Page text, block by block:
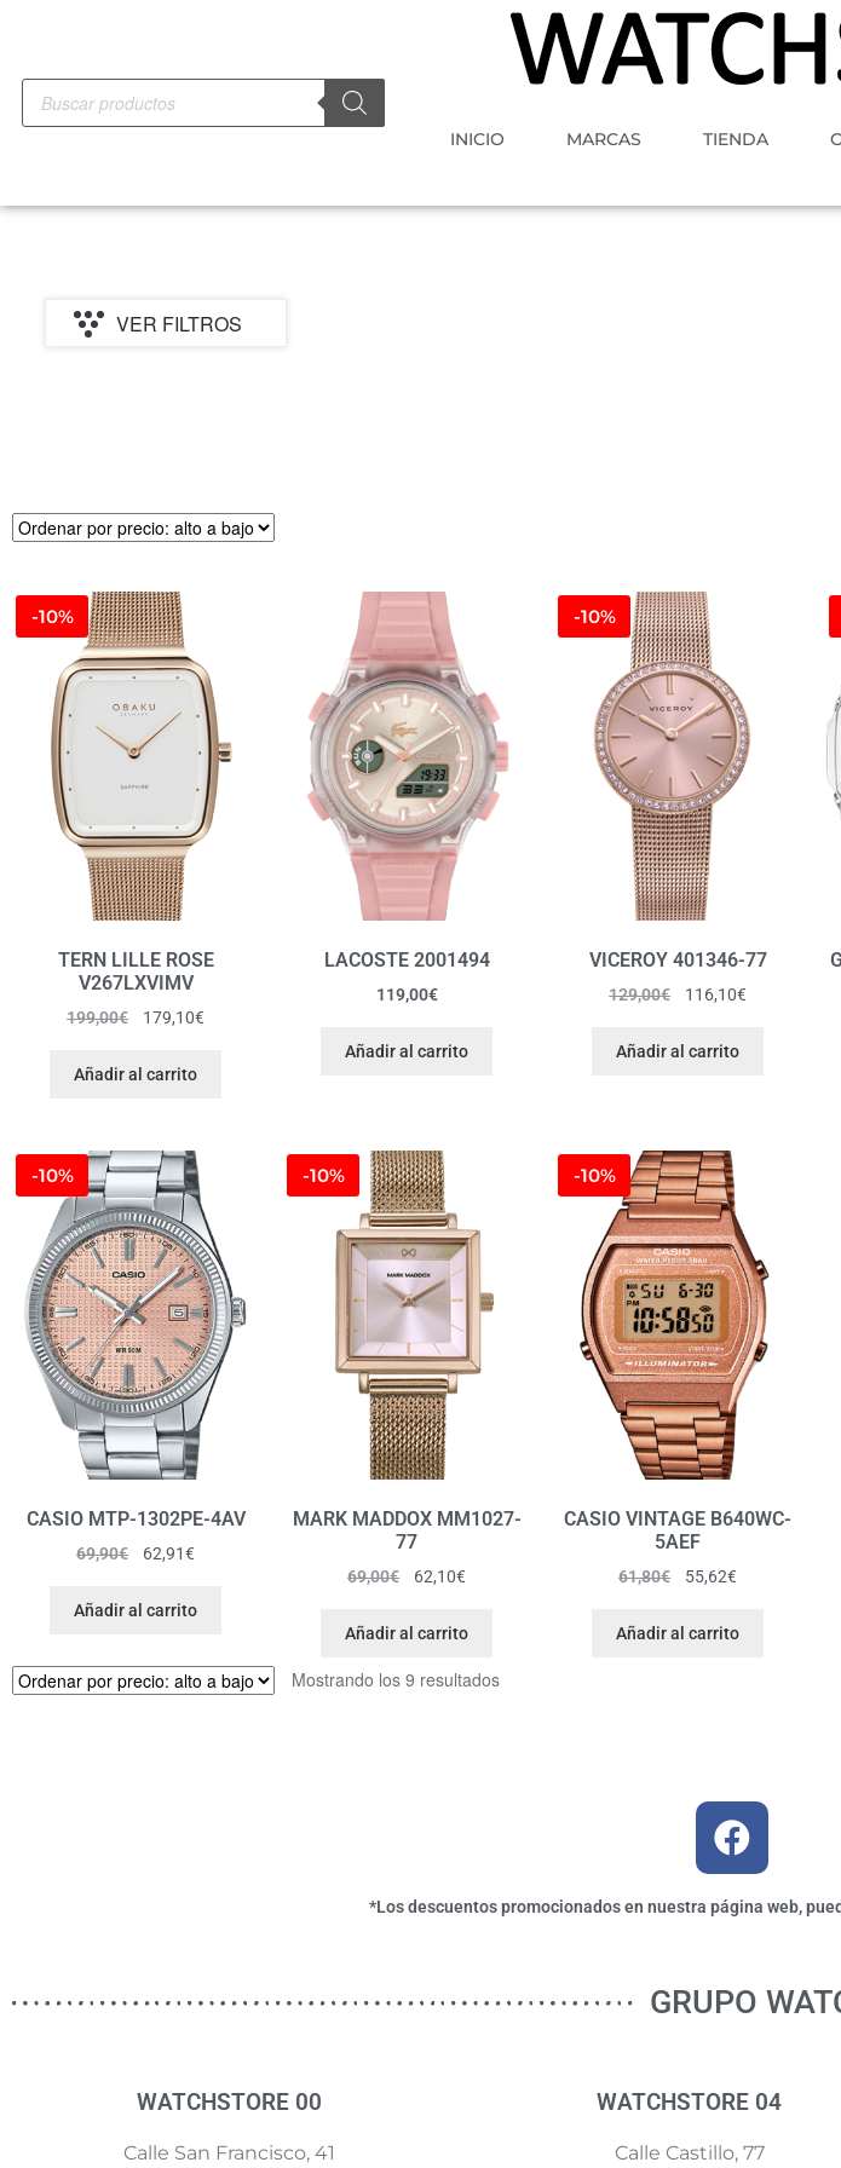
INICIO MARCAS TIENDA
VER FILTROS
-10%
TERN LILLE ROSE
V267LXVIMV
199,00€ 179,10€
Añadir al carrito
LACOSTE 2001494
119,00€
Añadir al carrito
-10%
VICEROY 401346-77
129,00€ 116,10€
Añadir al carrito
-10%
CASIO MTP-1302PE-4AV
69,90€ 62,91€
Añadir al carrito
-10%
MARK MADDOX MM1027-
77
69,00€ 62,10€
Añadir al carrito
-10%
CASIO VINTAGE B640WC-
5AEF
61,80€ 55,62€
Añadir al carrito
Mostrando los 9 resultados
*Los descuentos promocionados en nuestra página web,
GRUPO
WATCHSTORE 00
Calle San Francisco, 41
WATCHSTORE 04
Calle Castillo, 77